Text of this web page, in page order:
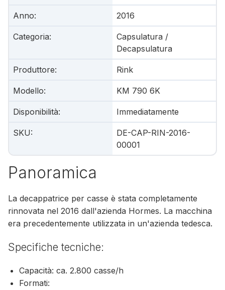
Anno: 2016
Categoria:
Capsulatura /
Decapsulatura
Produttore: Rink
Modello: KM 790 6K
Disponibilità: Immediatamente
SKU:
DE-CAP-RIN-2016-
00001
Panoramica
La decappatrice per casse è stata completamente
rinnovata nel 2016 dall'azienda Hormes. La macchina
era precedentemente utilizzata in un'azienda tedesca.
Specifiche tecniche:
Capacità: ca. 2.800 casse/h
Formati: